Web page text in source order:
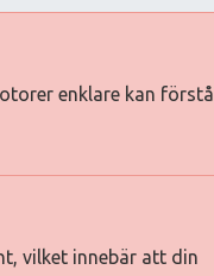
enklare kan förstå
vilket innebär att din